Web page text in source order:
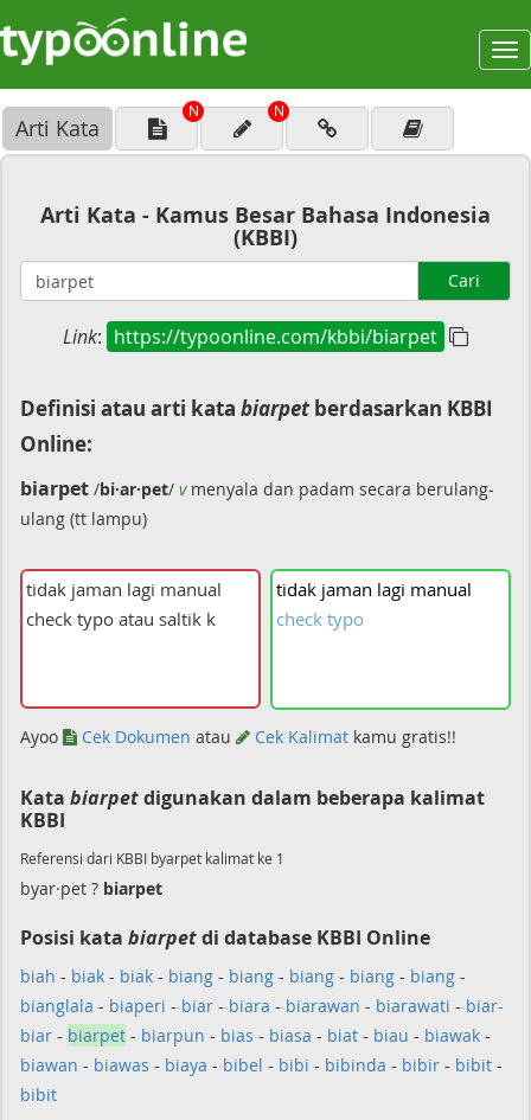
Arti Kata
N N
Arti Kata - Kamus Besar Bahasa Indonesia
(KBBI)
Cari
Link: https://typoonline.com/kbbi/biarpet
Definisi atau arti kata biarpetberdasarkan KBBI
Online:
biarpet /bi·ar·pet/ vmenyala dan padam secara berulang-
ulang (tt lampu)
tidak jaman lagi manual
check typo
Ayoo Cek Dokumen atau Cek Kalimat kamu gratis!!
Kata biarpetdigunakan dalam beberapa kalimat
KBBI
Referensi dari KBBI byarpet kalimat ke 1
byar·pet ? biarpet
Posisi kata biarpetdi database KBBI Online
biah - biak - biak - biang - biang - biang - biang - biang -
bianglala - biaperi - biar - biara - biarawan - biarawati - biar-
biar - biarpet - biarpun - bias - biasa - biat - biau - biawak -
biawan - biawas - biaya - bibel - bibi - bibinda - bibir - bibit -
bibit